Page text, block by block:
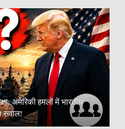
अमेरिकी हमलों में भारतीय
सवाल!